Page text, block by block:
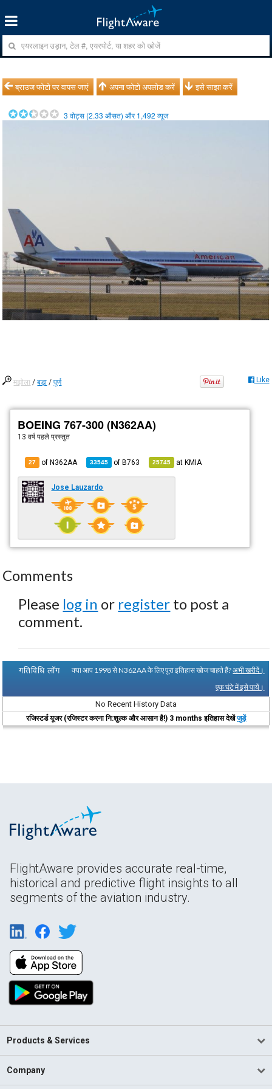
ब्राउज फोटो पर वापस जाएं अपना फोटो अपलोड करें इसे साझा करें
3 वोट्स (2.33 औसत) और1,492 व्यूज
मझोला /बड़ा /पूर्ण Like
BOEING 767-300 (N362AA)
13 वर्ष पहले प्रस्तुत
27 of N362AA 33545 ofB763 25745 atKMIA
Jose Lauzardo
Comments
Please log in or register to post a
comment.
गतिविधि लॉग क्या आप 1998 से N362AA के लिए पूरा इतिहास खोज चाहते हैं?अभी खरीदें।
एक घंटे में इसे पायें।
No Recent History Data
रजिस्टर्ड यूजर (रजिस्टर करना नि:शुल्क और आसान है!) 3 months इतिहास देखेंजुड़ें
FlightAware provides accurate real-time,
historical and predictive flight insights to all
segments of the aviation industry.
Products & Services
Company